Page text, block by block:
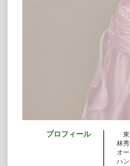
プロフィール
東
林
オ
ハ